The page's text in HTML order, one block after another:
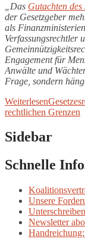
„Das Gutachten
der Gesetzgeber
als
Verfassungsrechtler
Engagement für
Anwälte und
Frage, sondern
Weiterlesen
rechtlichen Grenzen
Sidebar
Schnelle
Unsere
Unterschreiben
Newsletter